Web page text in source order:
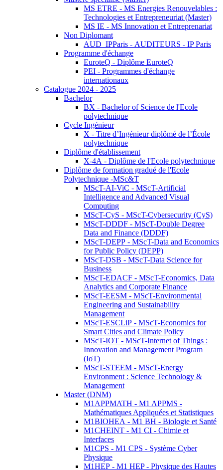
MS ETRE - MS Energies Renouvelables :
Technologies et Entrepreneuriat (Master)
MS IE - MS Innovation et Entreprenariat
Non Diplomant
AUD_IPParis - AUDITEURS - IP Paris
Programme d'échange
EuroteQ - Diplôme EuroteQ
PEI - Programmes d'échange
internationaux
Catalogue 2024 - 2025
Bachelor
BX - Bachelor of Science de l'Ecole
polytechnique
Cycle Ingénieur
X - Titre d’Ingénieur diplômé de l’École
polytechnique
Diplôme d'établissement
X-4A - Diplôme de l'Ecole polytechnique
Diplôme de formation gradué de l'Ecole
Polytechnique -MSc&T
MScT-AI-ViC - MScT-Artificial
Intelligence and Advanced Visual
Computing
MScT-CyS - MScT-Cybersecurity (CyS)
MScT-DDDF - MScT-Double Degree
Data and Finance (DDDF)
MScT-DEPP - MScT-Data and Economics
for Public Policy (DEPP)
MScT-DSB - MScT-Data Science for
Business
MScT-EDACF - MScT-Economics, Data
Analytics and Corporate Finance
MScT-EESM - MScT-Environmental
Engineering and Sustainability
Management
MScT-ESCLiP - MScT-Economics for
Smart Cities and Climate Policy
MScT-IOT - MScT-Internet of Things :
Innovation and Management Program
(IoT)
MScT-STEEM - MScT-Energy
Environment : Science Technology &
Management
Master (DNM)
M1APPMATH - M1 APPMS -
Mathématiques Appliquées et Statistiques
M1BIOHEA - M1 BH - Biologie et Santé
M1CHEINT - M1 CI - Chimie et
Interfaces
M1CPS - M1 CPS - Système Cyber
Physique
M1HEP - M1 HEP - Physique des Hautes